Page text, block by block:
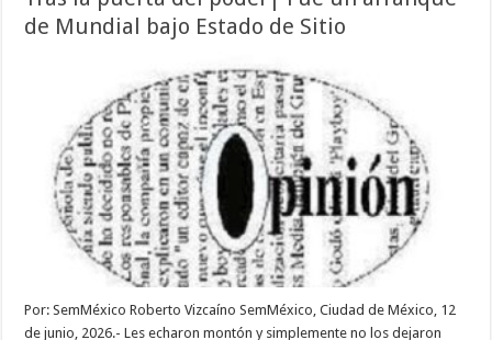
de Mundial bajo Estado de Sitio
Por: SemMéxico Roberto Vizcaíno SemMéxico, Ciudad de México, 12
de junio, 2026.- Les echaron montón y simplemente no los dejaron